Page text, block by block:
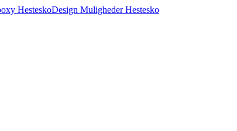
HesteskoDesign Muligheder Hestesko